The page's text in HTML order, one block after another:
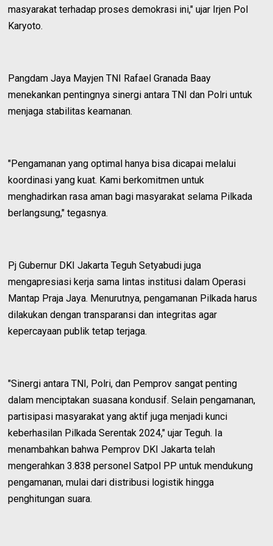
masyarakat terhadap proses demokrasi ini," ujar Irjen Pol
Karyoto.
Pangdam Jaya Mayjen TNI Rafael Granada Baay
menekankan pentingnya sinergi antara TNI dan Polri untuk
menjaga stabilitas keamanan.
"Pengamanan yang optimal hanya bisa dicapai melalui
koordinasi yang kuat. Kami berkomitmen untuk
menghadirkan rasa aman bagi masyarakat selama Pilkada
berlangsung," tegasnya.
Pj Gubernur DKI Jakarta Teguh Setyabudi juga
mengapresiasi kerja sama lintas institusi dalam Operasi
Mantap Praja Jaya. Menurutnya, pengamanan Pilkada harus
dilakukan dengan transparansi dan integritas agar
kepercayaan publik tetap terjaga.
"Sinergi antara TNI, Polri, dan Pemprov sangat penting
dalam menciptakan suasana kondusif. Selain pengamanan,
partisipasi masyarakat yang aktif juga menjadi kunci
keberhasilan Pilkada Serentak 2024," ujar Teguh. Ia
menambahkan bahwa Pemprov DKI Jakarta telah
mengerahkan 3.838 personel Satpol PP untuk mendukung
pengamanan, mulai dari distribusi logistik hingga
penghitungan suara.